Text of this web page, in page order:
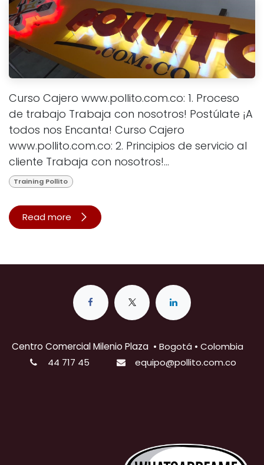
Curso Cajero www.pollito.com.co: 1. Proceso
de trabajo Trabaja con nosotros! Postúlate ¡A
todos nos Encanta! Curso Cajero
www.pollito.com.co: 2. Principios de servicio al
cliente Trabaja con nosotros!...
Training Pollito
Read more
Centro Comercial Milenio Plaza • Bogotá • Colombia
44 717 45
equipo@pollito.com.co